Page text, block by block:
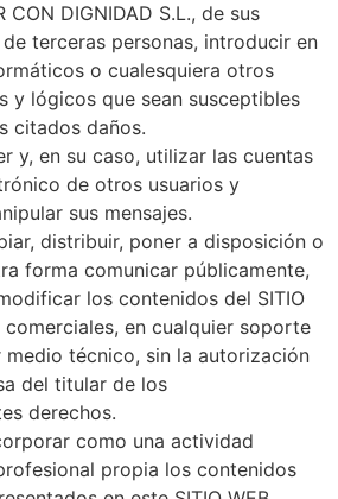
CON DIGNIDAD S.L., de sus
terceras personas, introducir en
o cualesquiera otros
y lógicos que sean susceptibles
citados daños.
y, en su caso, utilizar las cuentas
de otros usuarios y
sus mensajes.
distribuir, poner a disposición o
forma comunicar públicamente,
los contenidos del SITIO
comerciales, en cualquier soporte
técnico, sin la autorización
del titular de los
derechos.
como una actividad
propia los contenidos